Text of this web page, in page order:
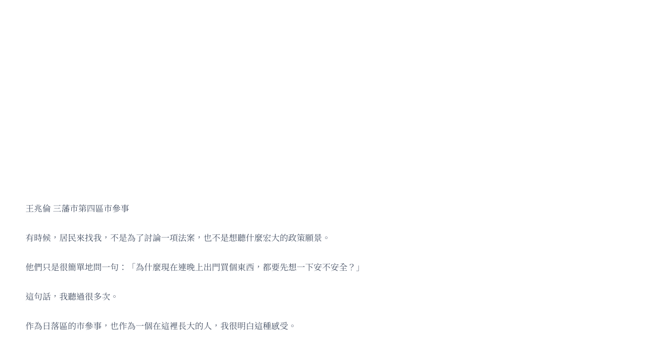
王兆倫 三藩市第四區市參事
有時候，居民來找我，不是為了討論一項法案，也不是想聽什麼宏大的政策願景。
他們只是很簡單地問一句：「為什麼現在連晚上出門買個東西，都要先想一下安不安全？」
這句話，我聽過很多次。
作為日落區的市參事，也作為一個在這裡長大的人，我很明白這種感受。